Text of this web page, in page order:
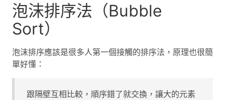
泡沫排序法（Bubble
Sort）
泡沫排序應該是很多人第一個接觸的排序法，原理也很簡
單好懂：
跟隔壁互相比較，順序錯了就交換，讓大的元素